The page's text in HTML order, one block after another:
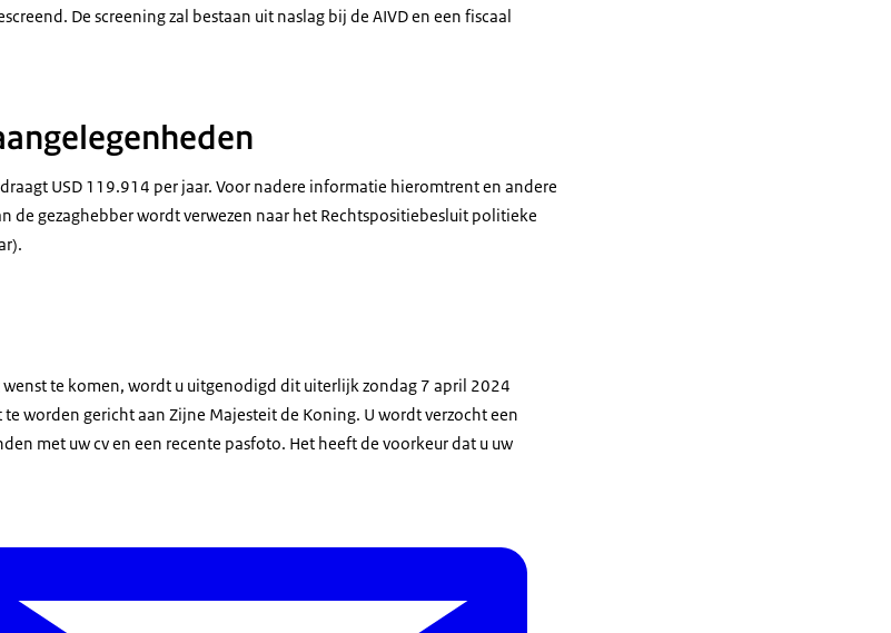
De screening zal bestaan uit naslag bij de AIVD en een fiscaal
USD 119.914 per jaar. Voor nadere informatie hieromtrent en andere
de gezaghebber wordt verwezen naar het Rechtspositiebesluit politieke
te komen, wordt u uitgenodigd dit uiterlijk zondag 7 april 2024
worden gericht aan Zijne Majesteit de Koning. U wordt verzocht een
met uw cv en een recente pasfoto. Het heeft de voorkeur dat u uw